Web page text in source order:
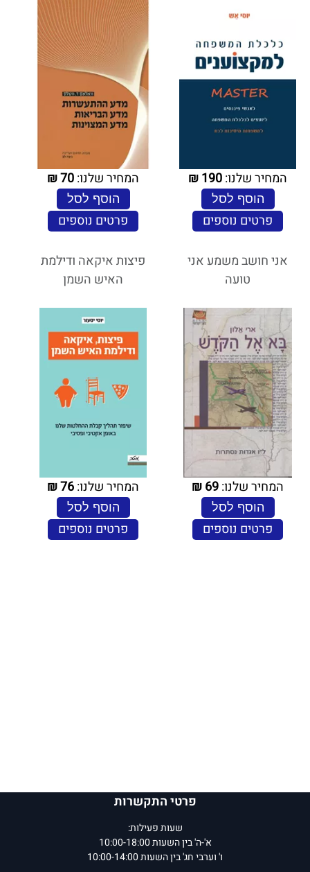
המחיר שלנו:190
₪
הוסף לסל
פרטים נוספים
המחיר שלנו:70
₪
הוסף לסל
פרטים נוספים
אני חושב משמע אני
טועה
המחיר שלנו:69
₪
הוסף לסל
פרטים נוספים
פיצות איקאה ודילמת
האיש השמן
המחיר שלנו:76
₪
הוסף לסל
פרטים נוספים
פרטי התקשרות
שעות פעילות:
א'-ה' בין השעות 10:00-18:00
ו' וערבי חג' בין השעות 10:00-14:00